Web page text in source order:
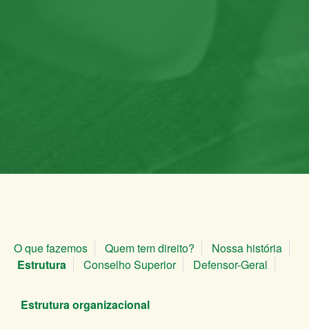
O que fazemos Quem tem direito?
Nossa história
Estrutura
Conselho Superior Defensor-Geral
Estrutura organizacional